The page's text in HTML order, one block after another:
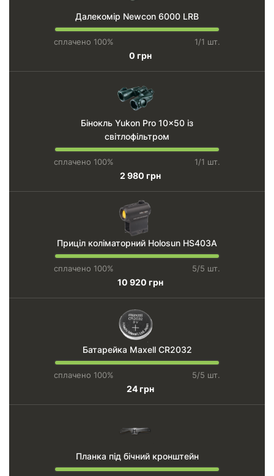
Далекомір Newcon 6000 LRВ
сплачено 100% 1/1 шт.
0 грн
Бінокль Yukon Pro 10x50 із
світлофільтром
сплачено 100% 1/1 шт.
2 980 грн
Приціл коліматорний Holosun HS403A
сплачено 100% 5/5 шт.
10 920 грн
Батарейка Maxell CR2032
сплачено 100% 5/5 шт.
24 грн
Планка під бічний кронштейн